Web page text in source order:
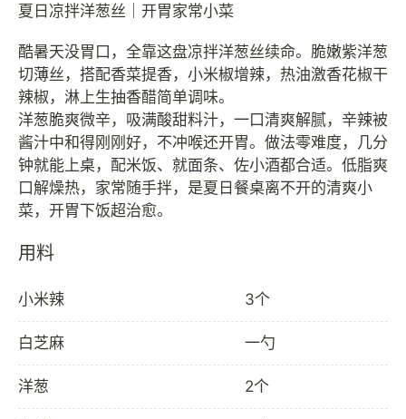
夏日凉拌洋葱丝｜开胃家常小菜
酷暑天没胃口，全靠这盘凉拌洋葱丝续命。脆嫩紫洋葱
切薄丝，搭配香菜提香，小米椒增辣，热油激香花椒干
辣椒，淋上生抽香醋简单调味。
洋葱脆爽微辛，吸满酸甜料汁，一口清爽解腻，辛辣被
酱汁中和得刚刚好，不冲喉还开胃。做法零难度，几分
钟就能上桌，配米饭、就面条、佐小酒都合适。低脂爽
口解燥热，家常随手拌，是夏日餐桌离不开的清爽小
用料
小米辣 3个
白芝麻 一勺
洋葱 2个